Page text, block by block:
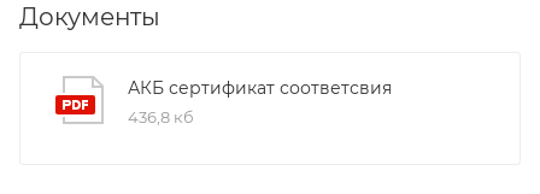
Документы
АКБ сертификат соответсвия
436,8 кб